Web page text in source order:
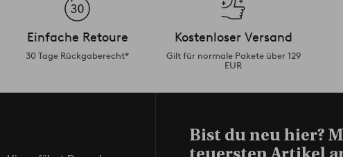
Einfache Retoure
30 Tage Rückgaberecht*
Kostenloser Versand
Gilt für normale Pakete über 129
EUR
Bist du neu hier?